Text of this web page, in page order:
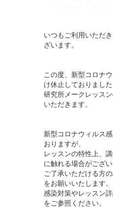
いつもご利用いただ
ざいます。
この度、新型コロナ
け休止しておりました
研究所メークレッス
いただきます。
新型コロナウィルス
おりますが、
レッスンの特性上、
に触れる場合がござい
ご了承いただける方
をお願いいたします。
感染対策やレッスン
をご参照ください。